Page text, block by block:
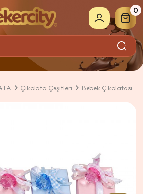
0
Çikolata Çeşitleri Bebek Çikolatası